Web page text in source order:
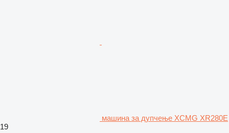
машина за дупчење XCMG XR280E
19